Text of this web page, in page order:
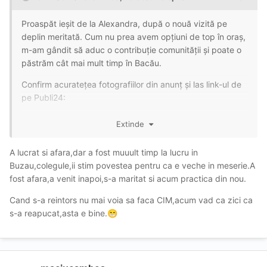
Proaspăt ieșit de la Alexandra, după o nouă vizită pe
deplin meritată. Cum nu prea avem opțiuni de top în oraș,
m-am gândit să aduc o contribuție comunității și poate o
păstrăm cât mai mult timp în Bacău.
Confirm acuratețea fotografiilor din anunț și las link-ul de
pe Publi24:
https://www.publi24.ro/anunturi/matrimoniale/escorte/anu
ml
Expunerea de motive, după cum urmează.
Pozitive:
Am regăsit-o pe simpatica Alexandra în noua locație
dotată corespunzător(cu tot ce trebuie), foarte fresh și
bine-dispusă. De data asta m-a așteptat goală încă de la
Extinde
A lucrat si afara,dar a fost muuult timp la lucru in
Buzau,colegule,ii stim povestea pentru ca e veche in meserie.A
fost afara,a venit inapoi,s-a maritat si acum practica din nou.
Cand s-a reintors nu mai voia sa faca CIM,acum vad ca zici ca
s-a reapucat,asta e bine.😁